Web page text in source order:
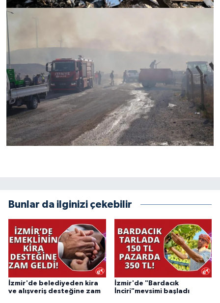
Bunlar da ilginizi çekebilir
İzmir'de belediyeden kira
ve alışveriş desteğine zam
İzmir'de "Bardacık
İnciri"mevsimi başladı